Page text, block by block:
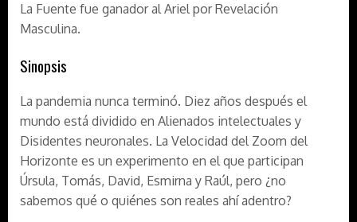
La Fuente fue ganador al Ariel por Revelación
Masculina.
Sinopsis
La pandemia nunca terminó. Diez años después el
mundo está dividido en Alienados intelectuales y
Disidentes neuronales. La Velocidad del Zoom del
Horizonte es un experimento en el que participan
Úrsula, Tomás, David, Esmirna y Raúl, pero ¿no
sabemos qué o quiénes son reales ahí adentro?